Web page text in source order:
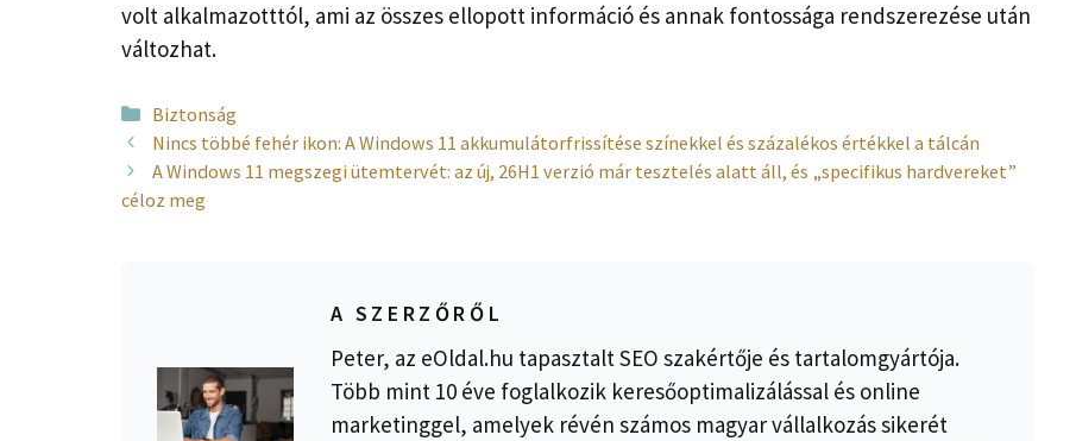
volt alkalmazotttól, ami az összes ellopott információ és annak fontossága rendszerezése után
változhat.
Kategória
Biztonság
Nincs többé fehér ikon: A Windows 11 akkumulátorfrissítése színekkel és százalékos értékkel a tálcán
A Windows 11 megszegi ütemtervét: az új, 26H1 verzió már tesztelés alatt áll, és „specifikus hardvereket”
céloz meg
A SZERZŐRŐL
Peter, az eOldal.hu tapasztalt SEO szakértője és tartalomgyártója.
Több mint 10 éve foglalkozik keresőoptimalizálással és online
marketinggel, amelyek révén számos magyar vállalkozás sikerét